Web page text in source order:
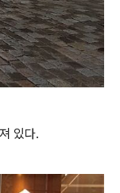
있다.